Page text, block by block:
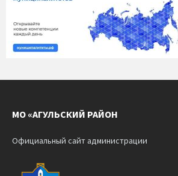
МО «АГУЛЬСКИЙ РАЙОН
Официальный сайт администрации